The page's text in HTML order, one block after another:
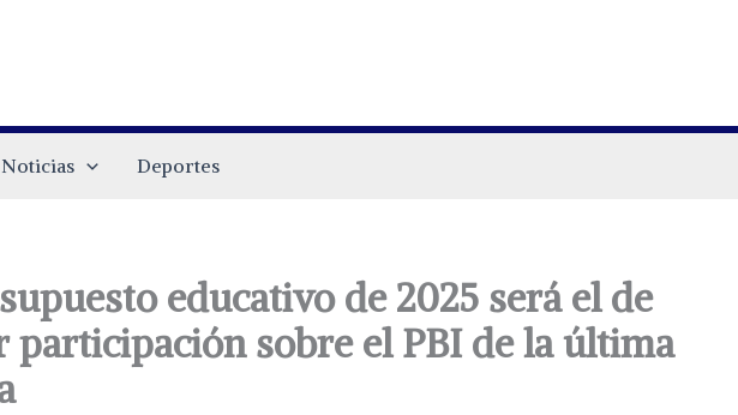
Noticias Deportes
educativo de 2025 será el de
participación sobre el PBI de la última